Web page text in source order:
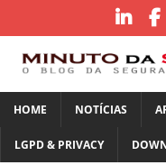
HOME NOTÍCIAS
LGPD & PRIVACY